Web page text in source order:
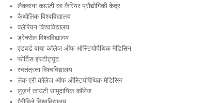
लैकवाना काउंटी का कैरियर प्रौद्योगिकी केंद्र
कैथोलिक विश्वविद्यालय
क्लेरियन विश्वविद्यालय
ड्रेक्सेल विश्वविद्यालय
एडवर्ड वाया कॉलेज ऑफ ऑस्टियोपैथिक मेडिसिन
फोर्टिस इंस्टीट्यूट
स्वतंत्रता विश्वविद्यालय
लेक एरी कॉलेज ऑफ ऑस्टियोपैथिक मेडिसिन
लुज़र्न काउंटी सामुदायिक कॉलेज